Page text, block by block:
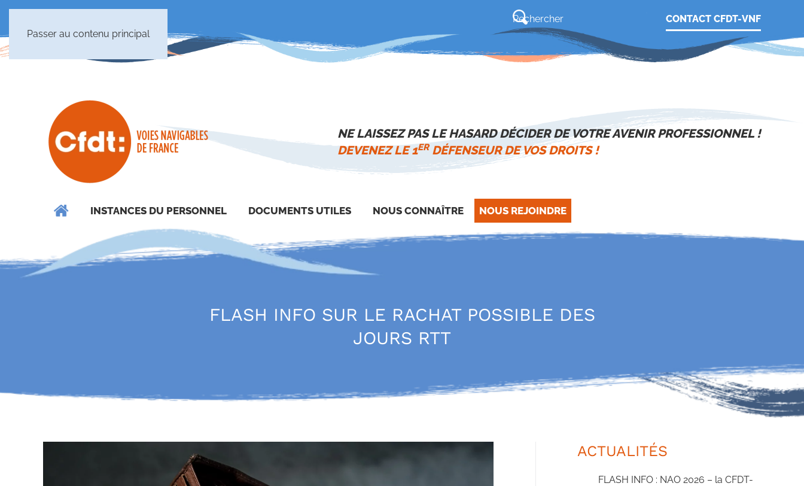
Passer au contenu principal
CONTACT CFDT-VNF
NE LAISSEZ PAS LE HASARD DÉCIDER DE VOTRE AVENIR PROFESSIONNEL !
DEVENEZ LE 1ERDÉFENSEUR DE VOS DROITS !
INSTANCES DU PERSONNEL DOCUMENTS UTILES NOUS CONNAÎTRE NOUS REJOINDRE
FLASH INFO SUR LE RACHAT POSSIBLE DES
JOURS RTT
ACTUALITÉS
FLASH INFO : NAO 2026 – la CFDT-